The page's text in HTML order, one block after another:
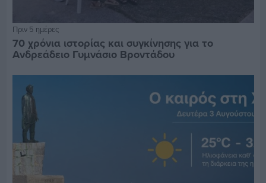
Πριν 5 ημέρες
70 χρόνια ιστορίας και συγκίνησης για το
Ανδρεάδειο Γυμνάσιο Βροντάδου